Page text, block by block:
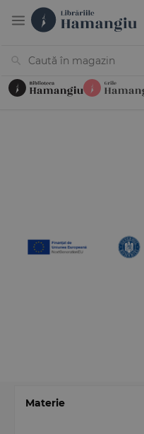
Materie